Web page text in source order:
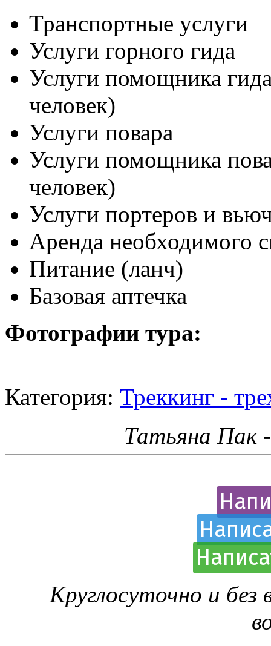
Транспортные услуги
Услуги горного гида
Услуги помощника
человек)
Услуги повара
Услуги помощника
человек)
Услуги портеров и
Аренда необходимого
Питание (ланч)
Базовая аптечка
Фотографии тура:
Категория: Треккинг -
Татьяна Пак
Круглосуточно и